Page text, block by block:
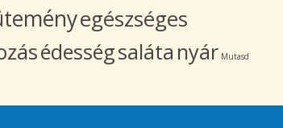
egészséges
édességsaláta nyár Mutasd